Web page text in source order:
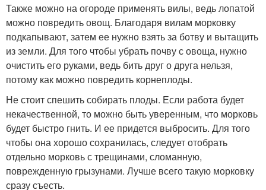
Также можно на огороде применять вилы, ведь лопатой
можно повредить овощ. Благодаря вилам морковку
подкапывают, затем ее нужно взять за ботву и вытащить
из земли. Для того чтобы убрать почву с овоща, нужно
очистить его руками, ведь бить друг о друга нельзя,
потому как можно повредить корнеплоды.
Не стоит спешить собирать плоды. Если работа будет
некачественной, то можно быть уверенным, что морковь
будет быстро гнить. И ее придется выбросить. Для того
чтобы она хорошо сохранилась, следует отобрать
отдельно морковь с трещинами, сломанную,
поврежденную грызунами. Лучше всего такую морковку
сразу съесть.